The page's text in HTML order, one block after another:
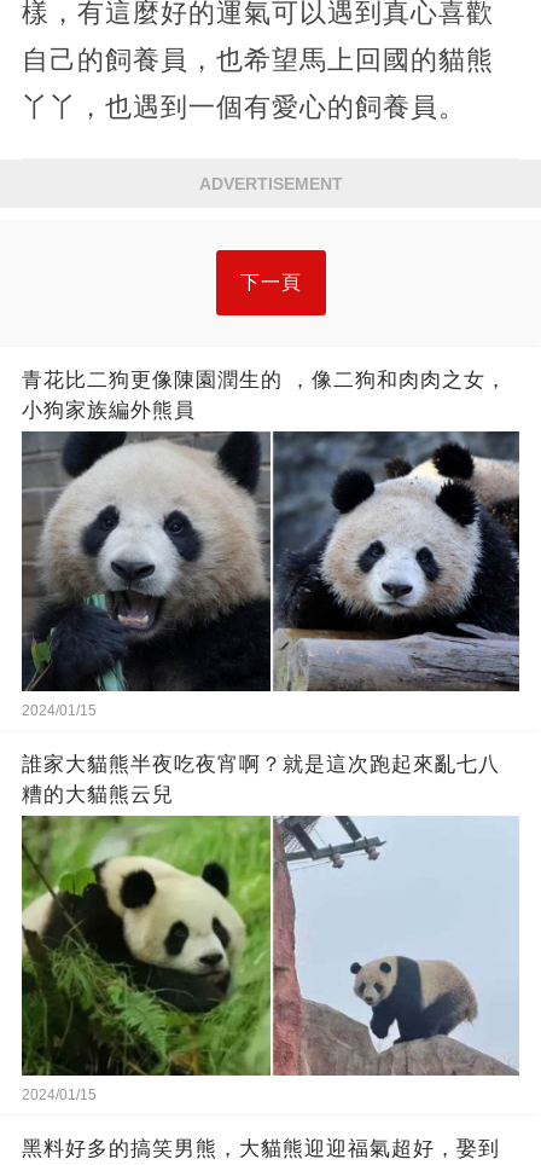
樣，有這麼好的運氣可以遇到真心喜歡
自己的飼養員，也希望馬上回國的貓熊
丫丫，也遇到一個有愛心的飼養員。
ADVERTISEMENT
下一頁
青花比二狗更像陳園潤生的 ​​，像二狗和肉肉之女，
小狗家族編外熊員
2024/01/15
誰家大貓熊半夜吃夜宵啊？就是這次跑起來亂七八
糟的大貓熊云兒
2024/01/15
黑料好多的搞笑男熊，大貓熊迎迎福氣超好，娶到